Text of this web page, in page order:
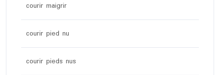
courir maigrir
courir pied nu
courir pieds nus